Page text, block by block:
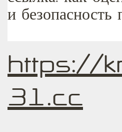
и безопасность
https://
31.cc